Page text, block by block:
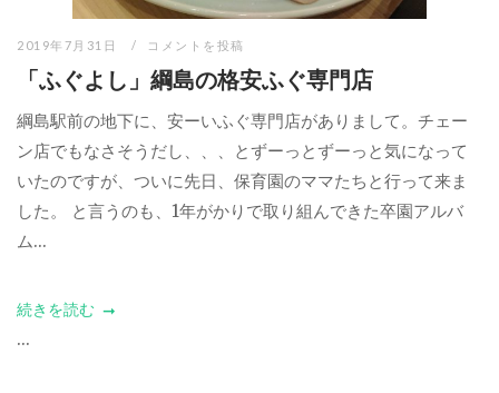
2019年7月31日 コメントを投稿
「ふぐよし」綱島の格安ふぐ専門店
綱島駅前の地下に、安ーいふぐ専門店がありまして。チェー
ン店でもなさそうだし、、、とずーっとずーっと気になって
いたのですが、ついに先日、保育園のママたちと行って来ま
した。 と言うのも、1年がかりで取り組んできた卒園アルバ
ム...
続きを読む
...